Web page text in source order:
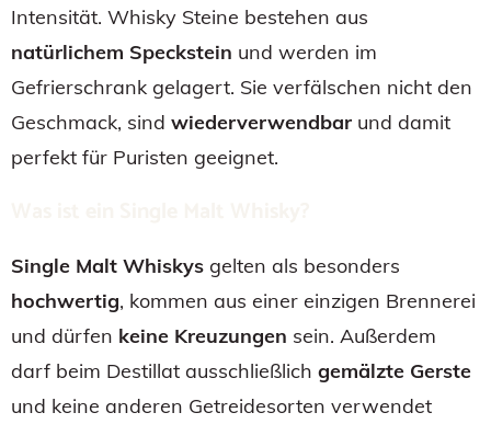
Intensität. Whisky Steine bestehen aus
natürlichem Speckstein und werden im
Gefrierschrank gelagert. Sie verfälschen nicht den
Geschmack, sind wiederverwendbar und damit
perfekt für Puristen geeignet.
Single Malt Whiskys gelten als besonders
hochwertig, kommen aus einer einzigen Brennerei
und dürfen keine Kreuzungen sein. Außerdem
darf beim Destillat ausschließlich gemälzte Gerste
und keine anderen Getreidesorten verwendet